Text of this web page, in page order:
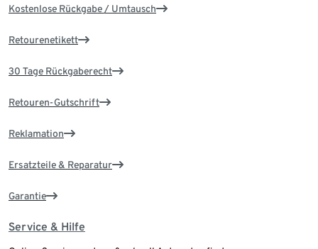
Kostenlose Rückgabe / Umtausch
Retourenetikett
30 Tage Rückgaberecht
Retouren-Gutschrift
Reklamation
Ersatzteile & Reparatur
Garantie
Service & Hilfe